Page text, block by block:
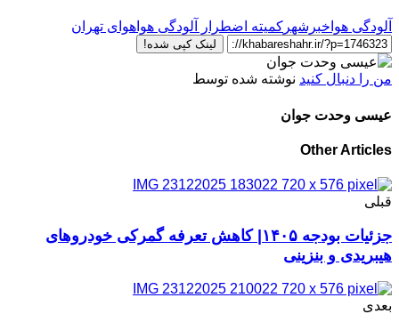
آلودگی هوا خبرشهر کمیته اضطرار آلودگی هوا هوای تهران
لینک کپی شده!
من را دنبال کنید نوشته شده توسط
عیسی وحدت جوان
Other Articles
قبلی
جزئیات بودجه ۱۴۰۵| کاهش تعرفه گمرکی خودروهای
هیبریدی و بنزینی
بعدی